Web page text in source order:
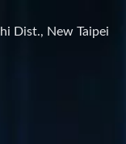
Dist., New Taipei